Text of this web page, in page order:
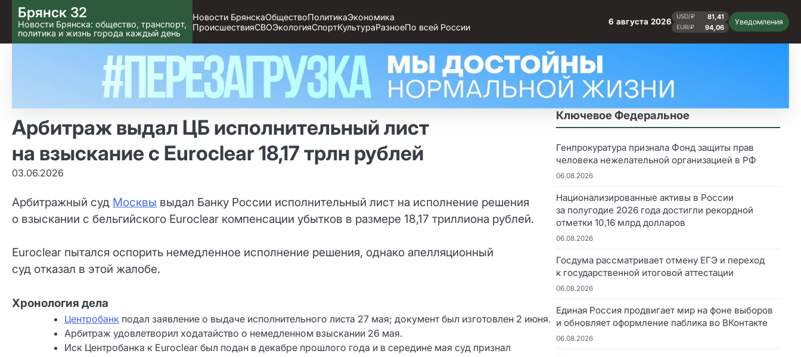
Skip
to content
Брянск 32
Новости Брянска: общество, транспорт,
политика и жизнь города каждый день
Новости БрянскаОбществоПолитикаЭкономика
ПроисшествияСВОЭкологияСпортКультураРазноеПо всей России
6 августа 2026
USD/₽ 81,41
EUR/₽ 94,06
Уведомления
Арбитраж выдал ЦБ исполнительный лист
на взыскание с Euroclear 18,17 трлн рублей
03.06.2026
Арбитражный суд Москвы выдал Банку России исполнительный лист на исполнение решения
о взыскании с бельгийского Euroclear компенсации убытков в размере 18,17 триллиона рублей.
Euroclear пытался оспорить немедленное исполнение решения, однако апелляционный
суд отказал в этой жалобе.
Хронология дела
Центробанк подал заявление о выдаче исполнительного листа 27 мая; документ был изготовлен 2 июня.
Арбитраж удовлетворил ходатайство о немедленном взыскании 26 мая.
Иск Центробанка к Euroclear был подан в декабре прошлого года и в середине мая суд признал
Ключевое Федеральное
Генпрокуратура признала Фонд защиты прав
человека нежелательной организацией в РФ
06.08.2026
Национализированные активы в России
за полугодие 2026 года достигли рекордной
отметки 10,16 млрд долларов
06.08.2026
Госдума рассматривает отмену ЕГЭ и переход
к государственной итоговой аттестации
06.08.2026
Единая Россия продвигает мир на фоне выборов
и обновляет оформление паблика во ВКонтакте
06.08.2026